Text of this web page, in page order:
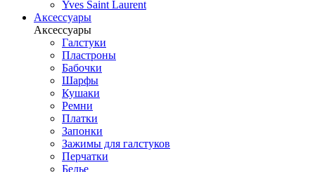
Yves Saint Laurent
Аксессуары
Аксессуары
Галстуки
Пластроны
Бабочки
Шарфы
Кушаки
Ремни
Платки
Запонки
Зажимы для галстуков
Перчатки
Белье